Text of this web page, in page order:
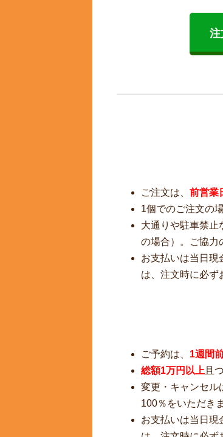
注
ご注文は、 前営業
1個でのご注文の
大通りや駐車禁止
の場合）。ご協力
お支払いは当日
は、注文時に必ず
ご予約は、 1週間
総額1万円以上 且
変更・キャンセル
100％をいただき
お支払いは当日